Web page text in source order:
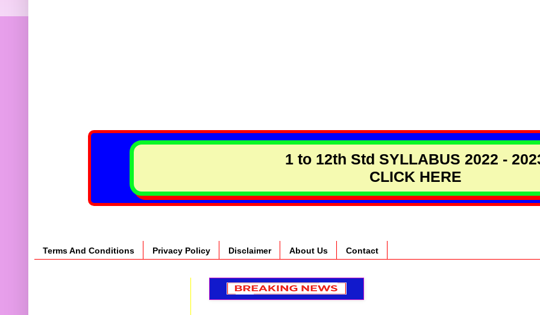
1 to 12th Std SYLLABUS 2022 -
CLICK HERE
Terms And Conditions Privacy Policy Disclaimer About Us Contact